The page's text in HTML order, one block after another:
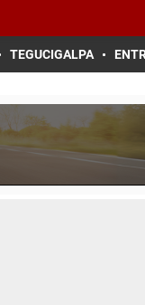
TEGUCIGALPA